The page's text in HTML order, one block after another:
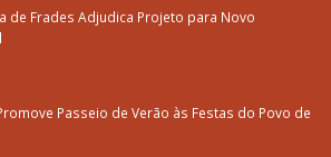
de Frades Adjudica Projeto para Novo
Passeio de Verão às Festas do Povo de